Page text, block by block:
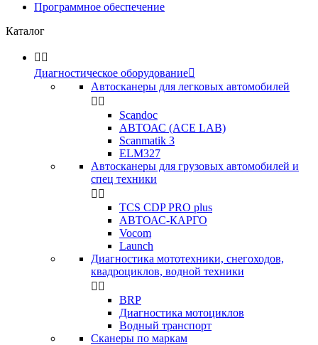
Программное обеспечение
Каталог
 
Диагностическое оборудование
Автосканеры для легковых автомобилей
 
Scandoc
АВТОАС (ACE LAB)
Scanmatik 3
ELM327
Автосканеры для грузовых автомобилей и
спец техники
 
TCS CDP PRO plus
АВТОАС-КАРГО
Vocom
Launch
Диагностика мототехники, снегоходов,
квадроциклов, водной техники
 
BRP
Диагностика мотоциклов
Водный транспорт
Сканеры по маркам